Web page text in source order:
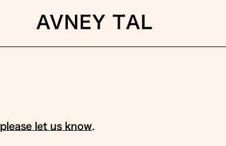
please let us know